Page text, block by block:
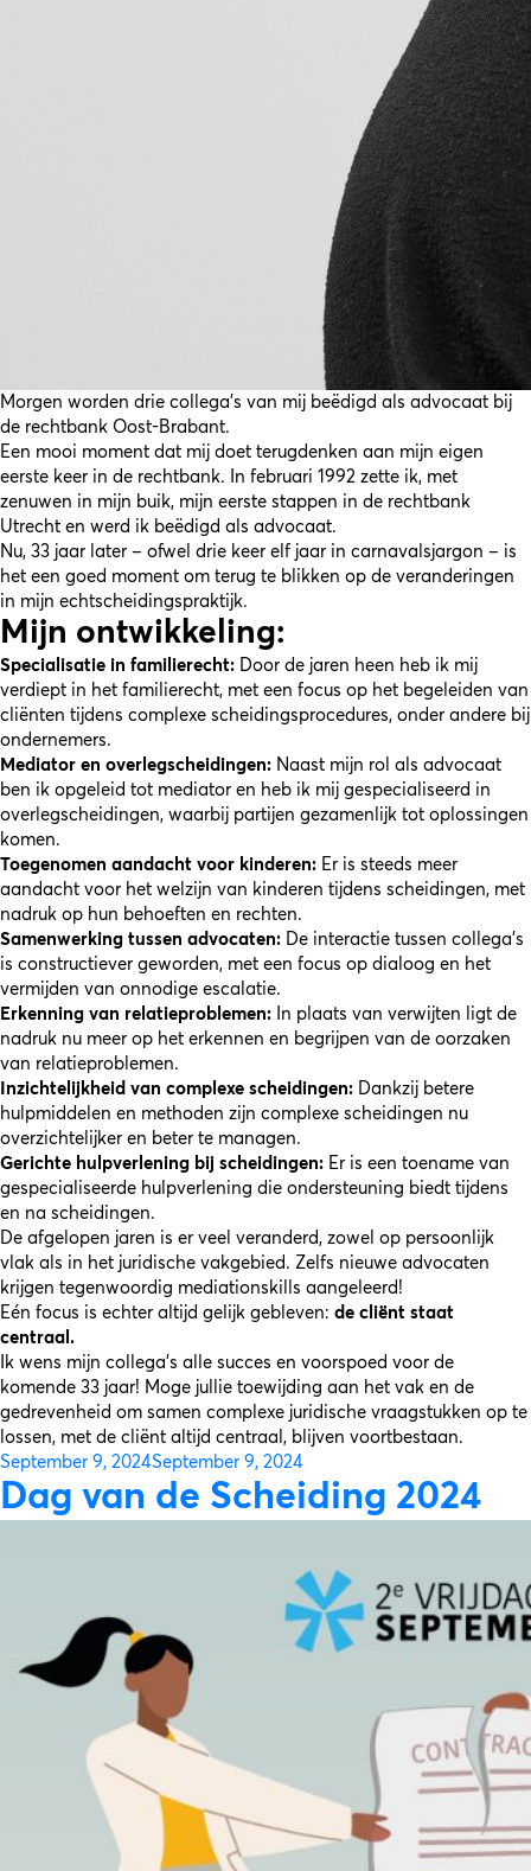
Morgen worden drie collega’s van mij beëdigd als advocaat bij
de rechtbank Oost-Brabant.
Een mooi moment dat mij doet terugdenken aan mijn eigen
eerste keer in de rechtbank. In februari 1992 zette ik, met
zenuwen in mijn buik, mijn eerste stappen in de rechtbank
Utrecht en werd ik beëdigd als advocaat.
Nu, 33 jaar later – ofwel drie keer elf jaar in carnavalsjargon – is
het een goed moment om terug te blikken op de veranderingen
in mijn echtscheidingspraktijk.
Mijn ontwikkeling:
Specialisatie in familierecht: Door de jaren heen heb ik mij
verdiept in het familierecht, met een focus op het begeleiden van
cliënten tijdens complexe scheidingsprocedures, onder andere bij
ondernemers.
Mediator en overlegscheidingen: Naast mijn rol als advocaat
ben ik opgeleid tot mediator en heb ik mij gespecialiseerd in
overlegscheidingen, waarbij partijen gezamenlijk tot oplossingen
komen.
Toegenomen aandacht voor kinderen: Er is steeds meer
aandacht voor het welzijn van kinderen tijdens scheidingen, met
nadruk op hun behoeften en rechten.
Samenwerking tussen advocaten: De interactie tussen collega’s
is constructiever geworden, met een focus op dialoog en het
vermijden van onnodige escalatie.
Erkenning van relatieproblemen: In plaats van verwijten ligt de
nadruk nu meer op het erkennen en begrijpen van de oorzaken
van relatieproblemen.
Inzichtelijkheid van complexe scheidingen: Dankzij betere
hulpmiddelen en methoden zijn complexe scheidingen nu
overzichtelijker en beter te managen.
Gerichte hulpverlening bij scheidingen: Er is een toename van
gespecialiseerde hulpverlening die ondersteuning biedt tijdens
en na scheidingen.
De afgelopen jaren is er veel veranderd, zowel op persoonlijk
vlak als in het juridische vakgebied. Zelfs nieuwe advocaten
krijgen tegenwoordig mediationskills aangeleerd!
Eén focus is echter altijd gelijk gebleven: de cliënt staat
centraal.
Ik wens mijn collega’s alle succes en voorspoed voor de
komende 33 jaar! Moge jullie toewijding aan het vak en de
gedrevenheid om samen complexe juridische vraagstukken op te
lossen, met de cliënt altijd centraal, blijven voortbestaan.
Posted
on
September 9, 2024September 9, 2024
Dag van de Scheiding 2024